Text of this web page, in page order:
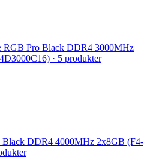
RGB Pro Black DDR4 3000MHz
· 5 produkter
DDR4 4000MHz 2x8GB (F4-